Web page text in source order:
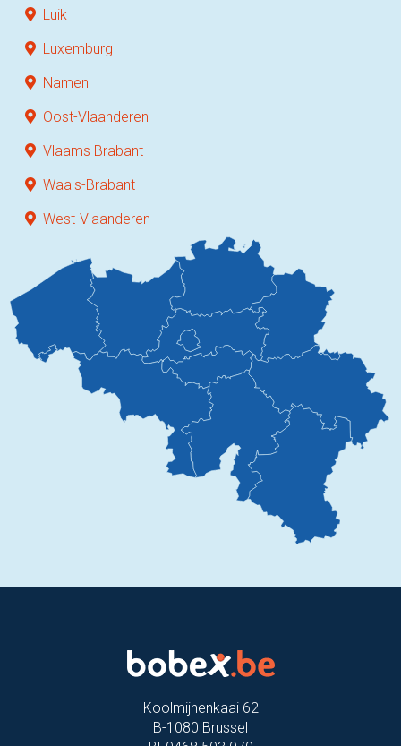
Luik
Luxemburg
Namen
Oost-Vlaanderen
Vlaams Brabant
Waals-Brabant
West-Vlaanderen
Koolmijnenkaai 62
B-1080 Brussel